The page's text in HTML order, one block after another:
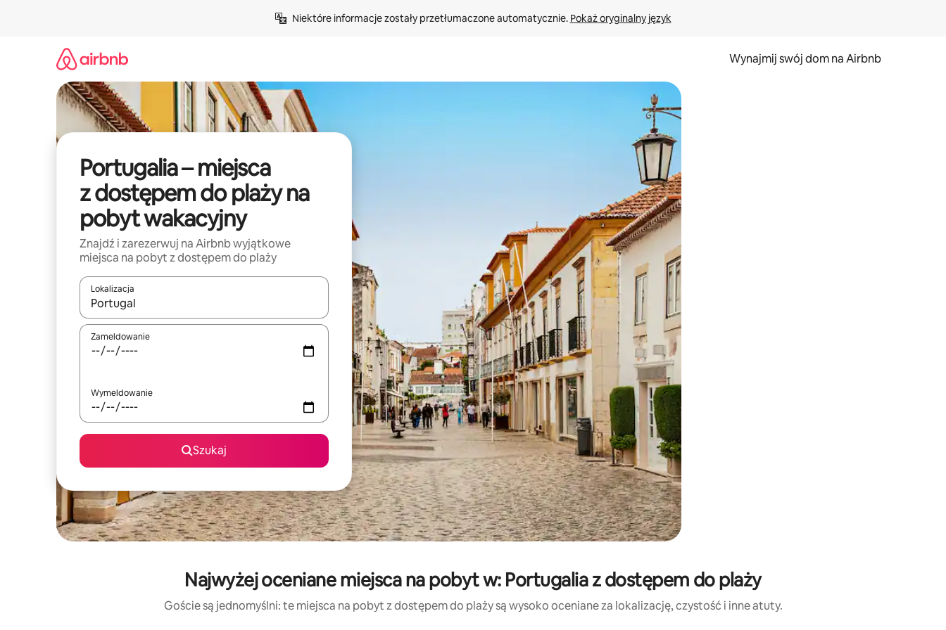
Niektóre informacje zostały przetłumaczone automatycznie. Pokaż oryginalny język
Wynajmij swój dom na Airbnb
Portugalia – miejsca
z dostępem do plaży na
pobyt wakacyjny
Znajdź i zarezerwuj na Airbnb wyjątkowe
miejsca na pobyt z dostępem do plaży
Lokalizacja
Gdy wyniki będą dostępne, możesz poruszać się po nich za pomocą klawiszy strzałek w górę i w dół lub przeglądać je za pomocą gestów dotykowych lub przesuwania.
Zameldowanie
Wymeldowanie
Szukaj
Najwyżej oceniane miejsca na pobyt w: Portugalia z dostępem do plaży
Goście są jednomyślni: te miejsca na pobyt z dostępem do plaży są wysoko oceniane za lokalizację, czystość i inne atuty.